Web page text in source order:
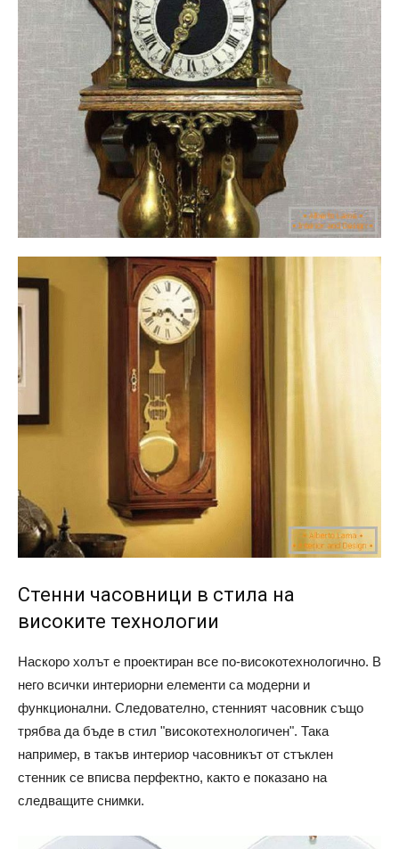
Стенни часовници в стила на
високите технологии
Наскоро холът е проектиран все по-високотехнологично. В
него всички интериорни елементи са модерни и
функционални. Следователно, стенният часовник също
трябва да бъде в стил "високотехнологичен". Така
например, в такъв интериор часовникът от стъклен
стенник се вписва перфектно, както е показано на
следващите снимки.